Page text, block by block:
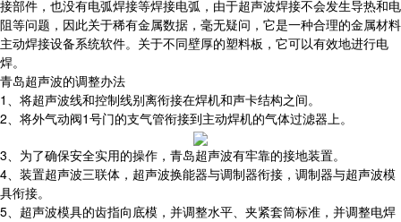
接部件，也没有电弧焊接等焊接电弧，由于超声波焊接不会发生导热和电
阻等问题，因此关于稀有金属数据，毫无疑问，它是一种合理的金属材料
主动焊接设备系统软件。关于不同壁厚的塑料板，它可以有效地进行电
焊。
青岛超声波的调整办法
1、将超声波线和控制线别离衔接在焊机和声卡结构之间。
2、将外气动阀1号门的支气管衔接到主动焊机的气体过滤器上。
3、为了确保安全实用的操作，青岛超声波有牢靠的接地装置。
4、装置超声波三联体，超声波换能器与调制器衔接，调制器与超声波模
具衔接。
5、超声波模具的齿指向底模，并调整水平、夹紧套筒标准，并调整电焊